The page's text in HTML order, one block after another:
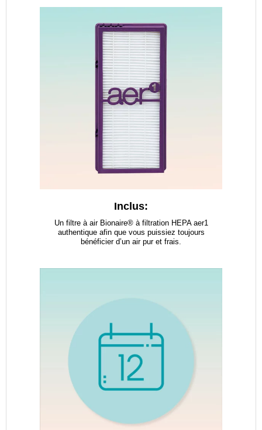
Inclus:
Un filtre à air Bionaire® à filtration HEPA aer1
authentique afin que vous puissiez toujours
bénéficier d’un air pur et frais.